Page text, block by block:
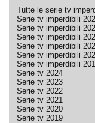
Tutte le serie tv
Serie tv imperdibili
Serie tv imperdibili
Serie tv imperdibili
Serie tv imperdibili
Serie tv imperdibili
Serie tv imperdibili
Serie tv 2024
Serie tv 2023
Serie tv 2022
Serie tv 2021
Serie tv 2020
Serie tv 2019